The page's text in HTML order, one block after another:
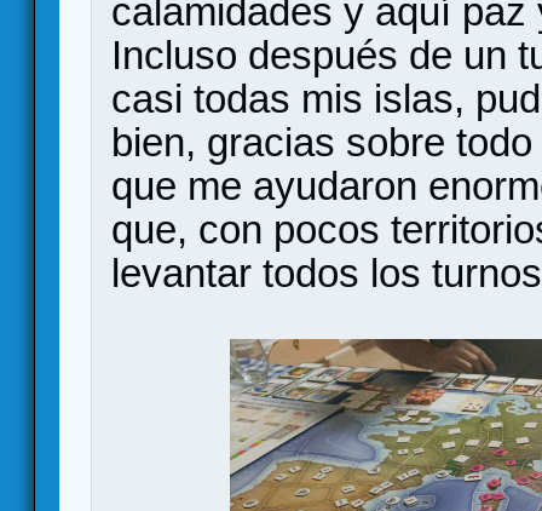
calamidades y aquí paz
Incluso después de un
casi todas mis islas,
bien, gracias sobre
que me ayudaron
que, con pocos
levantar todos los